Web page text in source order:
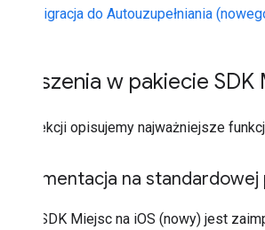
Migracja do Autouzupełniania
Ulepszenia w pakiecie SDK
W tej sekcji opisujemy najważniejsze
Implementacja na
Pakiet SDK Miejsc na iOS (nowy) jest